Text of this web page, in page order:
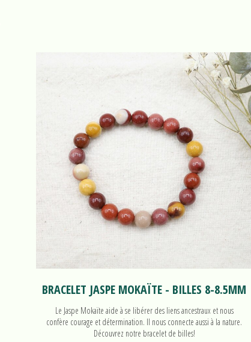
BRACELET JASPE MOKAÏTE - BILLES 8-8.5MM
Le Jaspe Mokaïte aide à se libérer des liens ancestraux et nous
confère courage et détermination. Il nous connecte aussi à la nature.
Découvrez notre bracelet de billes!